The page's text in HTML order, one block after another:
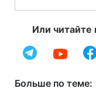
Или читайте
Больше по теме: